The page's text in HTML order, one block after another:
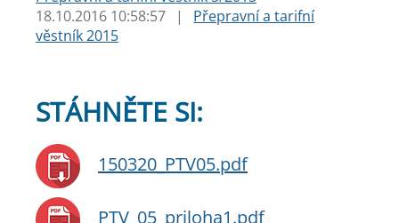
18.10.2016 10:58:57
|
Přepravní a tarifní
věstník 2015
STÁHNĚTE SI:
150320_PTV05.pdf
PTV_05_priloha1.pdf